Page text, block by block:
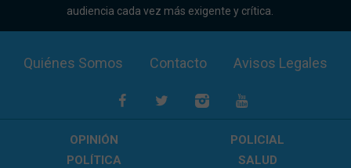
audiencia cada vez más exigente y crítica.
Quiénes Somos Contacto Avisos Legales
OPINIÓN
POLICIAL
POLÍTICA
SALUD